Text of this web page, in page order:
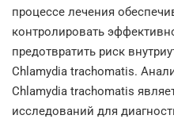
процессе лечения
контролировать
предотвратить риск
Chlamydia trachomatis.
Chlamydia trachomatis
исследований для